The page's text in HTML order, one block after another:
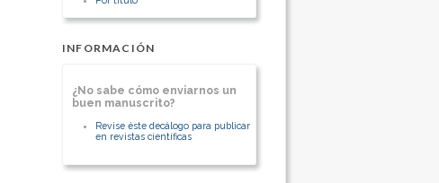
[Ver otros artículos de este autor]
Metropolitana, Chile
[Ver otros artículos de este autor]
INFORMACIÓN
¿No sabe cómo enviarnos un
buen manuscrito?
Revise éste decálogo para publicar
en revistas científicas